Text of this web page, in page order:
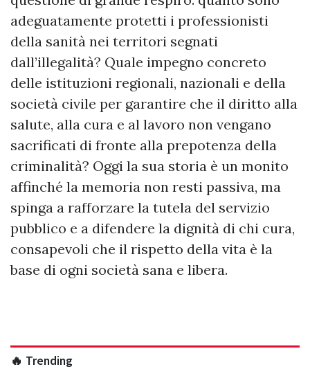
adeguatamente protetti i professionisti
della sanità nei territori segnati
dall’illegalità? Quale impegno concreto
delle istituzioni regionali, nazionali e della
società civile per garantire che il diritto alla
salute, alla cura e al lavoro non vengano
sacrificati di fronte alla prepotenza della
criminalità? Oggi la sua storia è un monito
affinché la memoria non resti passiva, ma
spinga a rafforzare la tutela del servizio
pubblico e a difendere la dignità di chi cura,
consapevoli che il rispetto della vita è la
base di ogni società sana e libera.
🔥 Trending